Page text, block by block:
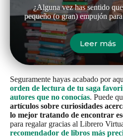
¿Alguna vez has sentido
pequeño (o gran) empujón
Leer más
Seguramente hayas acabado por
orden de lectura de tu saga
autores que no conocías. Puede
artículos sobre curiosidades
lo mejor tratando de encontrar
para regalar gracias al Librero
recomendador de libros más